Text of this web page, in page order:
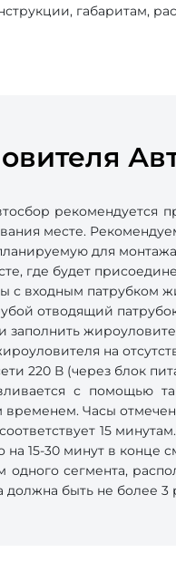
габаритам,
рекомендуется
месте.
для
где будет
с входным патрубком
отводящий
заполнить
на
220 В (через блок
с помощью
временем. Часы
15
на 15-30 минут в
одного сегмента,
должна быть не более